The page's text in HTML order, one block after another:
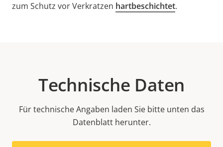
zum Schutz vor Verkratzen hartbeschichtet.
Technische Daten
Für technische Angaben laden Sie bitte unten das
Datenblatt herunter.